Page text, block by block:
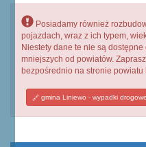
Posiadamy również
pojazdach, wraz z ich typem,
Niestety dane te nie są
mniejszych od powiatów.
bezpośrednio na stronie powiatu
gmina Liniewo - wypadki drogowe